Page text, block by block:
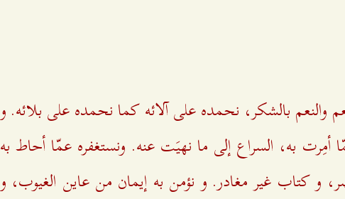
والنعم بالشكر، نحمده على آلائه كما نحمده على بلائه. و
أمِرت به، السراع إلى ما نهيَت عنه. ونستغفره عمّا أحاط به
و كتاب غير مغادر. و نؤمن به إيمان من عاين الغيوب، و